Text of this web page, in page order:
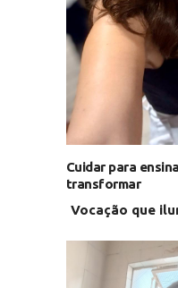
Cuidar para
transformar
Vocação que